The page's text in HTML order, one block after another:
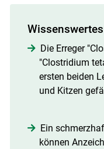
Die Erreger
"Clostridium
ersten beiden
und Kitzen
Ein
können